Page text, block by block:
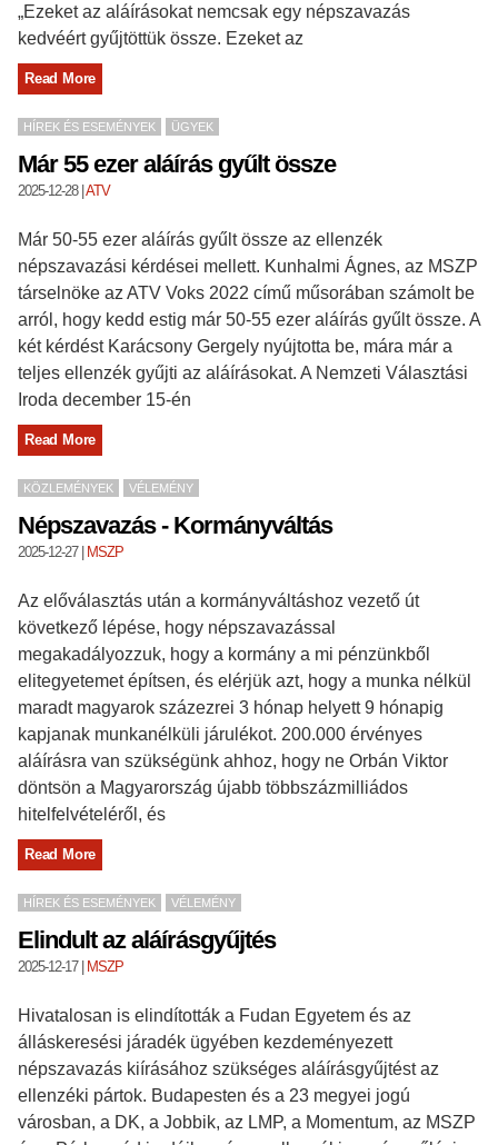
„Ezeket az aláírásokat nemcsak egy népszavazás
kedvéért gyűjtöttük össze. Ezeket az
Read More
HÍREK ÉS ESEMÉNYEK ÜGYEK
Már 55 ezer aláírás gyűlt össze
2025-12-28| ATV
Már 50-55 ezer aláírás gyűlt össze az ellenzék
népszavazási kérdései mellett. Kunhalmi Ágnes, az MSZP
társelnöke az ATV Voks 2022 című műsorában számolt be
arról, hogy kedd estig már 50-55 ezer aláírás gyűlt össze. A
két kérdést Karácsony Gergely nyújtotta be, mára már a
teljes ellenzék gyűjti az aláírásokat. A Nemzeti Választási
Iroda december 15-én
Read More
KÖZLEMÉNYEK VÉLEMÉNY
Népszavazás - Kormányváltás
2025-12-27| MSZP
Az előválasztás után a kormányváltáshoz vezető út
következő lépése, hogy népszavazással
megakadályozzuk, hogy a kormány a mi pénzünkből
elitegyetemet építsen, és elérjük azt, hogy a munka nélkül
maradt magyarok százezrei 3 hónap helyett 9 hónapig
kapjanak munkanélküli járulékot. 200.000 érvényes
aláírásra van szükségünk ahhoz, hogy ne Orbán Viktor
döntsön a Magyarország újabb többszázmilliádos
hitelfelvételéről, és
Read More
HÍREK ÉS ESEMÉNYEK VÉLEMÉNY
Elindult az aláírásgyűjtés
2025-12-17| MSZP
Hivatalosan is elindították a Fudan Egyetem és az
álláskeresési járadék ügyében kezdeményezett
népszavazás kiírásához szükséges aláírásgyűjtést az
ellenzéki pártok. Budapesten és a 23 megyei jogú
városban, a DK, a Jobbik, az LMP, a Momentum, az MSZP